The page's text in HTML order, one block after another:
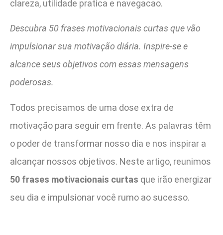
clareza, utilidade pratica e navegacao.
Descubra 50 frases motivacionais curtas que vão
impulsionar sua motivação diária. Inspire-se e
alcance seus objetivos com essas mensagens
poderosas.
Todos precisamos de uma dose extra de
motivação para seguir em frente. As palavras têm
o poder de transformar nosso dia e nos inspirar a
alcançar nossos objetivos. Neste artigo, reunimos
50 frases motivacionais curtas que irão energizar
seu dia e impulsionar você rumo ao sucesso.